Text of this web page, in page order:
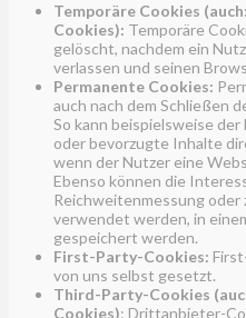
Temporäre Cookies
Cookies): Temporäre
gelöscht, nachdem ein
verlassen und seinen
Permanente Cookies:
auch nach dem Schließen
So kann beispielsweise
oder bevorzugte Inhalte
wenn der Nutzer eine
Ebenso können die
Reichweitenmessung
verwendet werden, in
gespeichert werden.
First-Party-Cookies:
von uns selbst gesetzt.
Third-Party-Cookies
Cookies): Drittanbieter-